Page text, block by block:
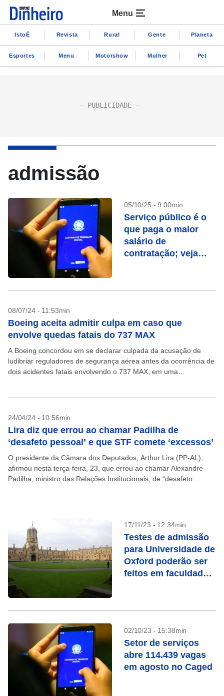
Menu
IstoÉ Revista Rural Gente Planeta
Esportes Menu Motorshow Mulher Pet
admissão
05/10/25 - 9:00min
Serviço público é o
que paga o maior
salário de
contratação; veja
08/07/24 - 11:53min
Boeing aceita admitir culpa em caso que
envolve quedas fatais do 737 MAX
A Boeing concordou em se declarar culpada da acusação de
ludibriar reguladores de segurança aérea antes da ocorrência de
dois acidentes fatais envolvendo o 737 MAX, em uma
24/04/24 - 10:56min
Lira diz que errou ao chamar Padilha de
‘desafeto pessoal’ e que STF comete ‘excessos’
O presidente da Câmara dos Deputados, Arthur Lira (PP-AL),
afirmou nesta terça-feira, 23, que errou ao chamar Alexandre
Padilha, ministro das Relações Institucionais, de “desafeto
17/11/23 - 12:34min
Testes de admissão
para Universidade de
Oxford poderão ser
feitos em faculdade
02/10/23 - 15:38min
Setor de serviços
abre 114.439 vagas
em agosto no Caged